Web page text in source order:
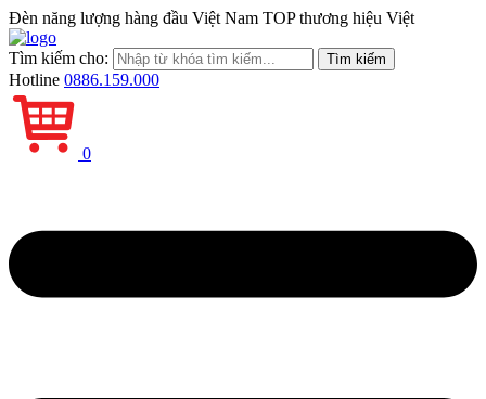
Đèn năng lượng hàng đầu Việt Nam TOP thương hiệu Việt
Tìm kiếm cho:
Hotline 0886.159.000
0